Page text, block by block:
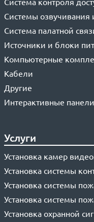
Системы озвучивания
Система палатной
Источники и блоки
Компьютерные
Кабели
Другие
Интерактивные панели
Услуги
Установка камер
Установка системы
Установка системы
Установка системы
Установка охранной